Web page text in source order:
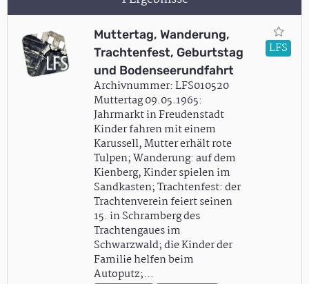
Muttertag, Wanderung,
Trachtenfest, Geburtstag
und Bodenseerundfahrt
Archivnummer: LFS010520
Muttertag 09.05.1965:
Jahrmarkt in Freudenstadt
Kinder fahren mit einem
Karussell, Mutter erhält rote
Tulpen; Wanderung: auf dem
Kienberg, Kinder spielen im
Sandkasten; Trachtenfest: der
Trachtenverein feiert seinen
15. in Schramberg des
Trachtengaues im
Schwarzwald; die Kinder der
Familie helfen beim
Autoputz;…
LFS